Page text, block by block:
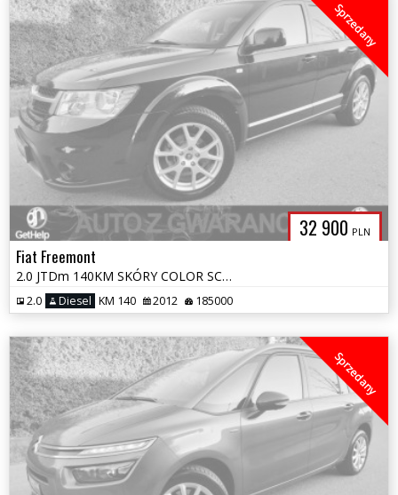
32 900 PLN
Sprzedany
Fiat Freemont
2.0 JTDm 140KM SKÓRY COLOR SCREEN ALU KLIMATRONIC GRZANE FOTELE OPŁAT
2.0 Diesel KM 140 2012 185000
Sprzedany